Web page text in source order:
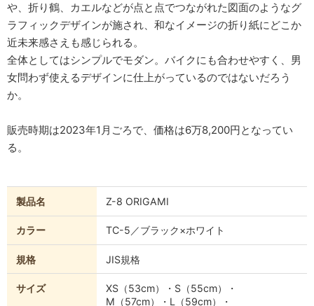
や、折り鶴、カエルなどが点と点でつながれた図面のようなグ
ラフィックデザインが施され、和なイメージの折り紙にどこか
近未来感さえも感じられる。
全体としてはシンプルでモダン。バイクにも合わせやすく、男
女問わず使えるデザインに仕上がっているのではないだろう
か。
販売時期は2023年1月ごろで、価格は6万8,200円となってい
る。
製品名 Z-8 ORIGAMI
カラー TC-5／ブラック×ホワイト
規格 JIS規格
サイズ
XS（53cm）・S（55cm）・
M（57cm）・L（59cm）・